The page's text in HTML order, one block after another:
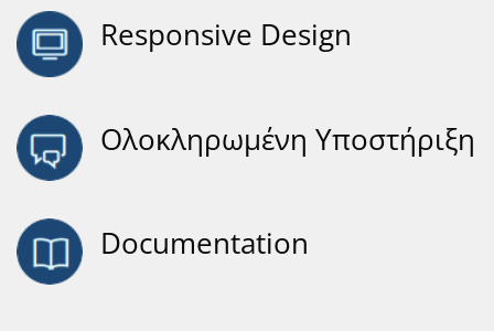
Responsive Design
Ολοκληρωμένη Υποστήριξη
Documentation